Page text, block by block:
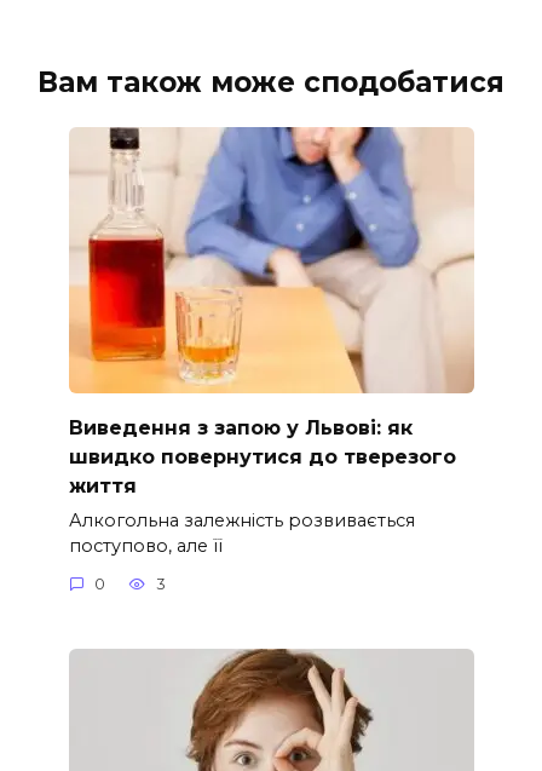
Вам також може сподобатися
Виведення з запою у Львові: як
швидко повернутися до тверезого
життя
Алкогольна залежність розвивається
поступово, але її
0 3